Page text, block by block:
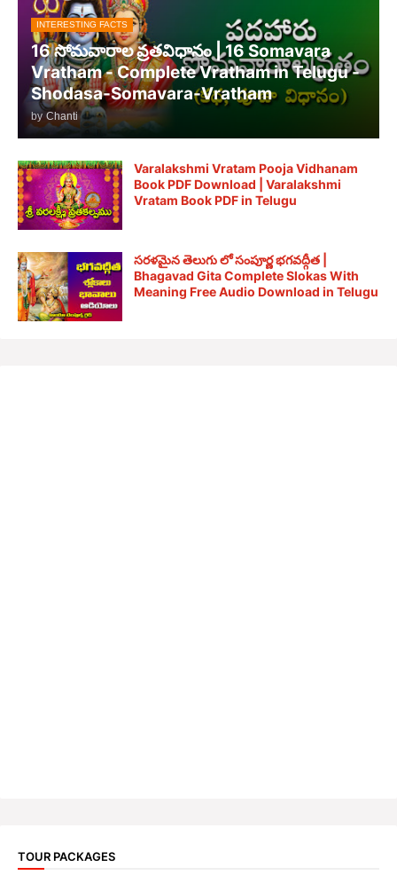
INTERESTING FACTS
16 సోమవారాల వ్రతవిధానం | 16 Somavara
Vratham - Complete Vratham in Telugu -
Shodasa-Somavara-Vratham
by Chanti
Varalakshmi Vratam Pooja Vidhanam
Book PDF Download | Varalakshmi
Vratam Book PDF in Telugu
సరళమైన తెలుగు లో సంపూర్ణ భగవద్గీత |
Bhagavad Gita Complete Slokas With
Meaning Free Audio Download in Telugu
TOUR PACKAGES